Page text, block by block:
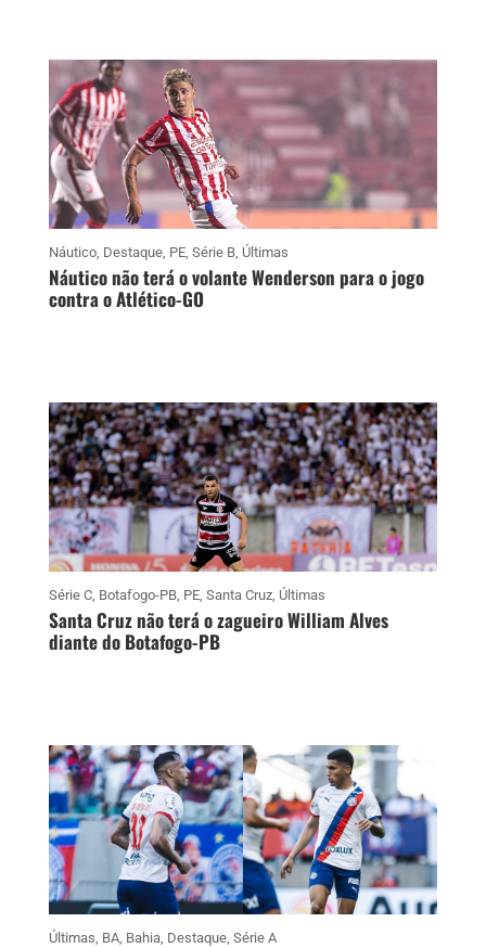
Náutico, Destaque, PE, Série B, Últimas
Náutico não terá o volante Wenderson para o jogo
contra o Atlético-GO
Série C, Botafogo-PB, PE, Santa Cruz, Últimas
Santa Cruz não terá o zagueiro William Alves
diante do Botafogo-PB
Últimas, BA, Bahia, Destaque, Série A